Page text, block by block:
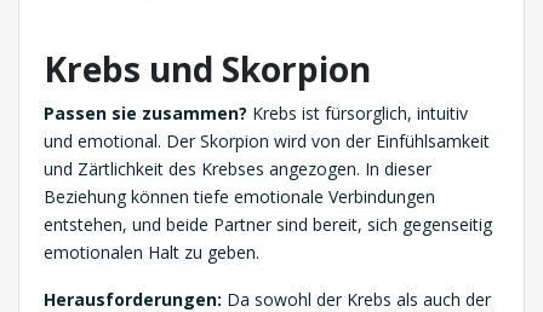
Krebs und Skorpion
Passen sie zusammen? Krebs ist fürsorglich, intuitiv
und emotional. Der Skorpion wird von der Einfühlsamkeit
und Zärtlichkeit des Krebses angezogen. In dieser
Beziehung können tiefe emotionale Verbindungen
entstehen, und beide Partner sind bereit, sich gegenseitig
emotionalen Halt zu geben.
Herausforderungen: Da sowohl der Krebs als auch der